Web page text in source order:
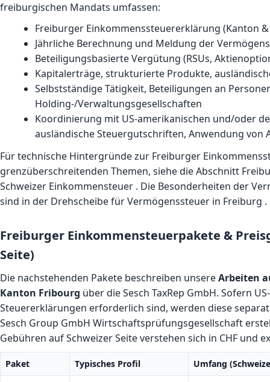
freiburgischen Mandats umfassen:
Freiburger Einkommenssteuererklärung (Kanton
Jährliche Berechnung und Meldung der
Beteiligungsbasierte Vergütung (RSUs,
Kapitalerträge, strukturierte Produkte,
Selbstständige Tätigkeit, Beteiligungen an
Holding-/Verwaltungsgesellschaften
Koordinierung mit US-amerikanischen und/oder
ausländische Steuergutschriften, Anwendung von
Für technische Hintergründe zur Freiburger
grenzüberschreitenden Themen, siehe dieAbschnitt
Schweizer Einkommensteuer . Die Besonderheiten der
sind in der Drehscheibe für Vermögenssteuer in Freiburg .
Freiburger Einkommensteuerpakete &
Seite)
Die nachstehenden Pakete beschreiben unsereArbeiten
Kanton Fribourg über die Sesch TaxRep GmbH. Sofern
Steuererklärungen erforderlich sind, werden diese separat
Sesch Group GmbH Wirtschaftsprüfungsgesellschaft
Gebühren auf Schweizer Seite verstehen sich in CHF und
Paket Typisches Profil Umfang